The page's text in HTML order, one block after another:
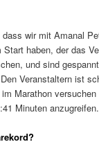
dass wir mit Amanal
haben, der das
und sind
Veranstaltern ist
Marathon
Minuten anzugreifen.